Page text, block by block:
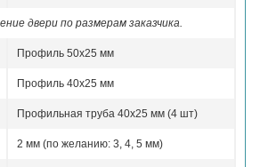
двери по размерам заказчика.
Профиль 50x25 мм
Профиль 40x25 мм
Профильная труба 40х25 мм (4 шт)
2 мм (по желанию: 3, 4, 5 мм)